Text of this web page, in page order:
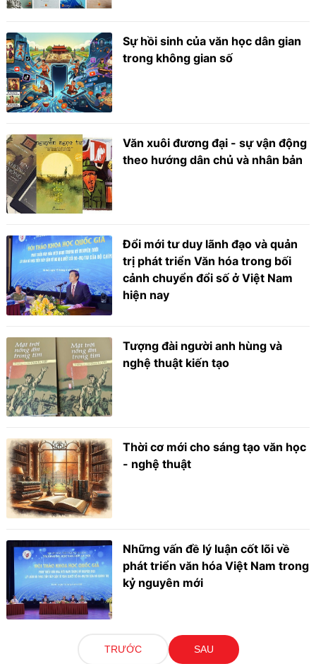
Sự hồi sinh của văn học dân gian
trong không gian số
Văn xuôi đương đại - sự vận động
theo hướng dân chủ và nhân bản
Đổi mới tư duy lãnh đạo và quản
trị phát triển Văn hóa trong bối
cảnh chuyển đổi số ở Việt Nam
hiện nay
Tượng đài người anh hùng và
nghệ thuật kiến tạo
Thời cơ mới cho sáng tạo văn học
- nghệ thuật
Những vấn đề lý luận cốt lõi về
phát triển văn hóa Việt Nam trong
kỷ nguyên mới
TRƯỚC SAU